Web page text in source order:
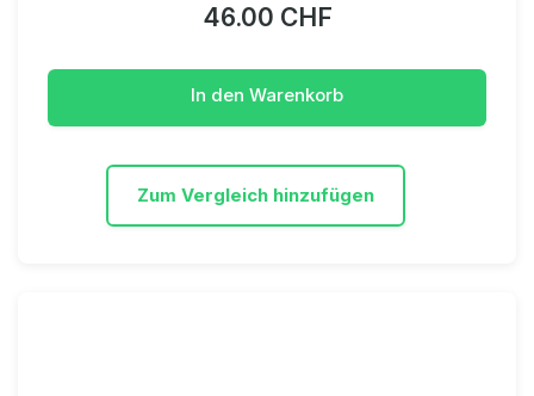
46.00 CHF
In den Warenkorb
Zum Vergleich hinzufügen